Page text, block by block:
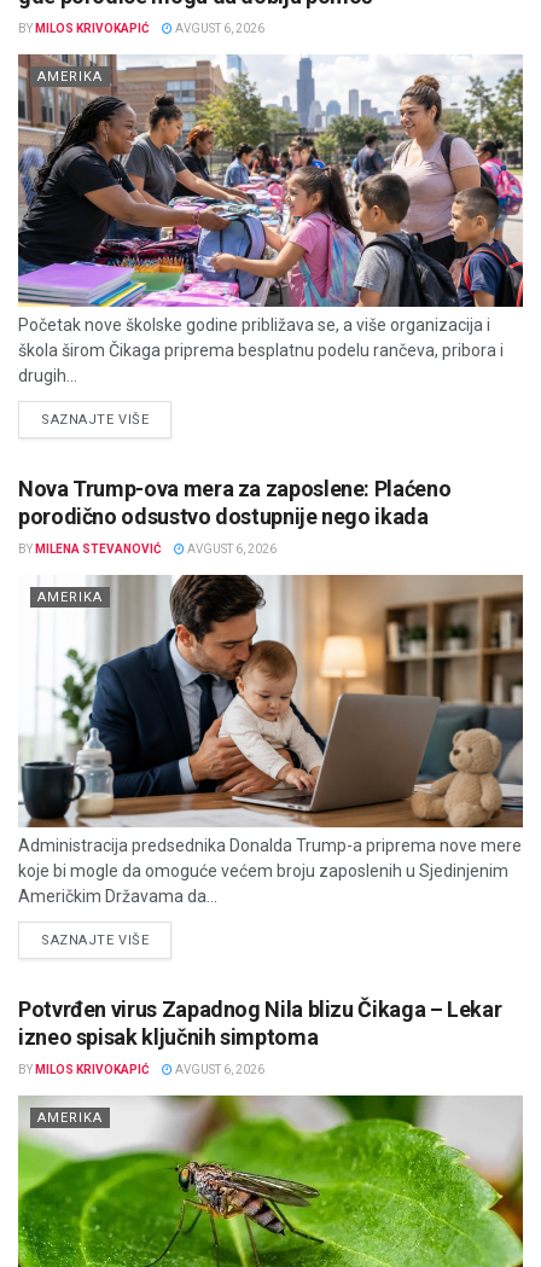
BY MILOS KRIVOKAPIĆ AVGUST 6, 2026
AMERIKA
Početak nove školske godine približava se, a više organizacija i
škola širom Čikaga priprema besplatnu podelu rančeva, pribora i
drugih...
SAZNAJTE VIŠEDETAILS
Nova Trump-ova mera za zaposlene: Plaćeno
porodično odsustvo dostupnije nego ikada
BY MILENA STEVANOVIĆ AVGUST 6, 2026
AMERIKA
Administracija predsednika Donalda Trump-a priprema nove mere
koje bi mogle da omoguće većem broju zaposlenih u Sjedinjenim
Američkim Državama da...
SAZNAJTE VIŠEDETAILS
Potvrđen virus Zapadnog Nila blizu Čikaga – Lekar
izneo spisak ključnih simptoma
BY MILOS KRIVOKAPIĆ AVGUST 6, 2026
AMERIKA